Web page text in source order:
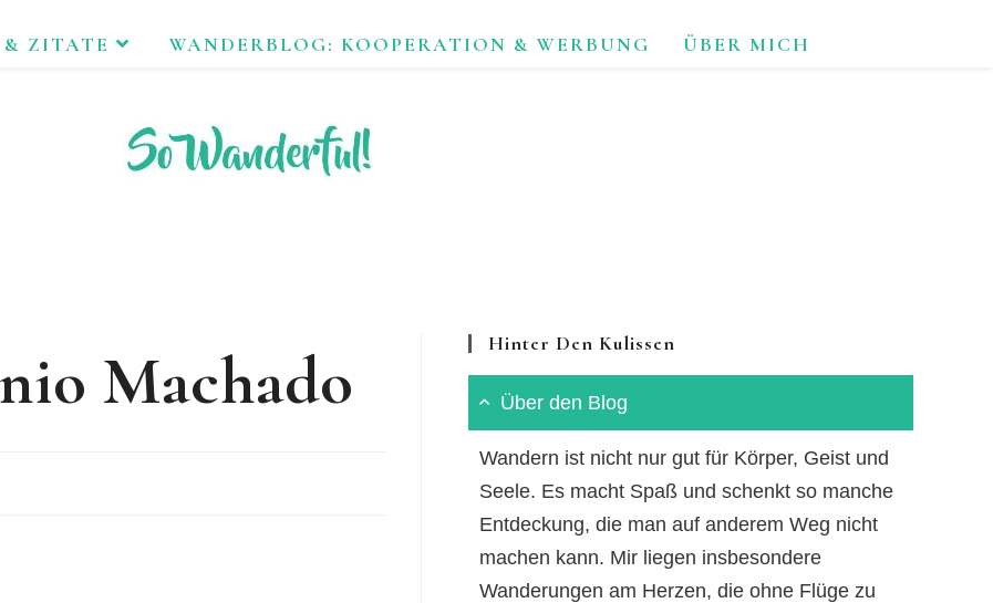
& ZITATE WANDERBLOG: KOOPERATION & WERBUNG ÜBER MICH
Machado Hinter Den Kulissen
Über den Blog
Wandern ist nicht nur gut für Körper, Geist und
Seele. Es macht Spaß und schenkt so manche
Entdeckung, die man auf anderem Weg nicht
machen kann. Mir liegen insbesondere
Wanderungen am Herzen, die ohne Flüge zu